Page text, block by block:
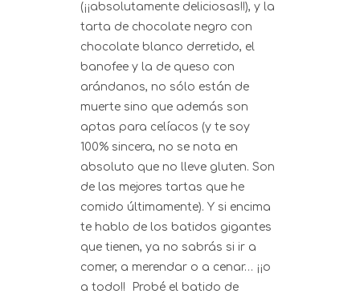
(¡¡absolutamente deliciosas!!), y la
tarta de chocolate negro con
chocolate blanco derretido, el
banofee y la de queso con
arándanos, no sólo están de
muerte sino que además son
aptas para celíacos (y te soy
100% sincera, no se nota en
absoluto que no lleve gluten. Son
de las mejores tartas que he
comido últimamente). Y si encima
te hablo de los batidos gigantes
que tienen, ya no sabrás si ir a
comer, a merendar o a cenar… ¡¡o
a todo!! Probé el batido de